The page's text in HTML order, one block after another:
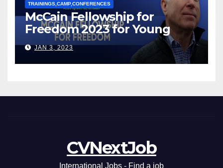
TRAININGS,CAMP,CONFERENCES
McCain Fellowship for
Freedom 2023 for Young
Leaders
JAN 3, 2023
CVNextJob
International Jobs - Find a job